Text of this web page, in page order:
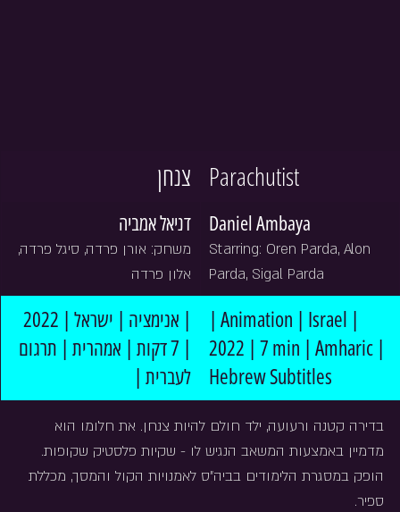
צנחן Parachutist
דניאל אמביה
משחק: אורן פרדה, סיגל פרדה,
אלון פרדה
Daniel Ambaya
Starring: Oren Parda, Alon
Parda, Sigal Parda
| 7 דקות | אמהרית | תרגום
לעברית |
| Animation | Israel |
2022 | 7 min | Amharic |
Hebrew Subtitles
בדירה קטנה ורעועה, ילד חולם להיות צנחן. את חלומו הוא
מדמיין באמצעות המשאב הנגיש לו - שקיות פלסטיק שקופות.
הופק במסגרת הלימודים בביה"ס לאמנויות הקול והמסך, מכללת
ספיר.